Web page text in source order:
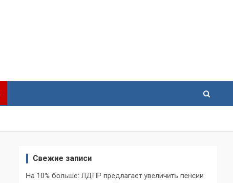
Свежие записи
На 10% больше: ЛДПР предлагает увеличить пенсии